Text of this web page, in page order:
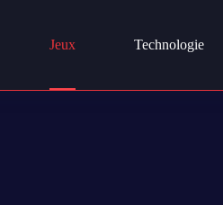
Jeux Technologie